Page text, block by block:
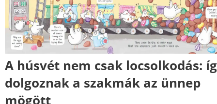
A húsvét nem csak locsolkodás:
dolgoznak a szakmák az ünnep
mögött